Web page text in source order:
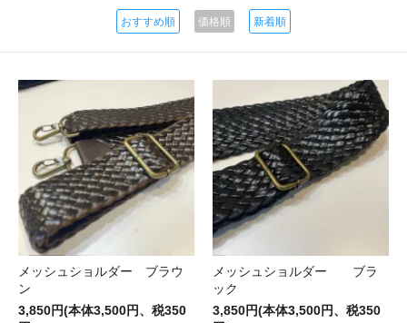
おすすめ順 価格順 新着順
メッシュショルダー ブラウ
ン
3,850円(本体3,500円、税350
メッシュショルダー ブラ
ック
3,850円(本体3,500円、税350